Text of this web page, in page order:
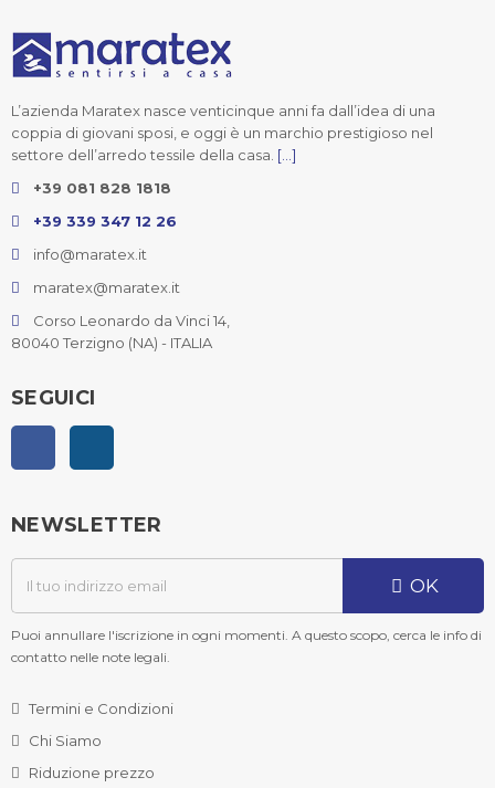
L’azienda Maratex nasce venticinque anni fa dall’idea di una
coppia di giovani sposi, e oggi è un marchio prestigioso nel
settore dell’arredo tessile della casa. [...]
+39 081 828 1818
+39 339 347 12 26
info@maratex.it
maratex@maratex.it
Corso Leonardo da Vinci 14,
80040 Terzigno (NA) - ITALIA
SEGUICI
NEWSLETTER
OK
Puoi annullare l'iscrizione in ogni momenti. A questo scopo, cerca le info di
contatto nelle note legali.
Termini e Condizioni
Chi Siamo
Riduzione prezzo